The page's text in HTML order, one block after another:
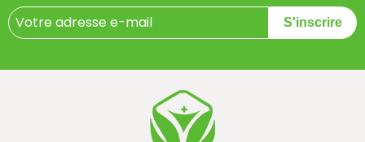
S'inscrire